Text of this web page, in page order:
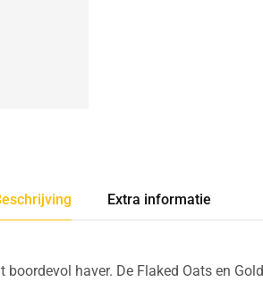
Extra informatie
haver. De Flaked Oats en